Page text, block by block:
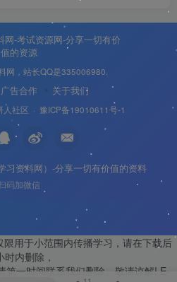
网，站长QQ是335006980.
广告合作 关于我们
人社区 · 豫ICP备19010611号-1
码加微信
用于小范围内传播学习，请在下载后
时内删除，
一时间联系我们删除。敬请谅解! E-